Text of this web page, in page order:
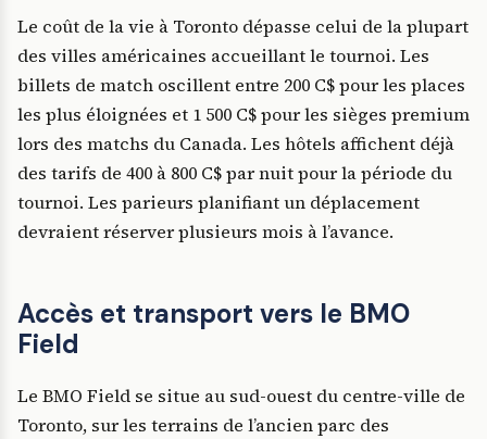
Le coût de la vie à Toronto dépasse celui de la plupart
des villes américaines accueillant le tournoi. Les
billets de match oscillent entre 200 C$ pour les places
les plus éloignées et 1 500 C$ pour les sièges premium
lors des matchs du Canada. Les hôtels affichent déjà
des tarifs de 400 à 800 C$ par nuit pour la période du
tournoi. Les parieurs planifiant un déplacement
devraient réserver plusieurs mois à l’avance.
Accès et transport vers le BMO
Field
Le BMO Field se situe au sud-ouest du centre-ville de
Toronto, sur les terrains de l’ancien parc des